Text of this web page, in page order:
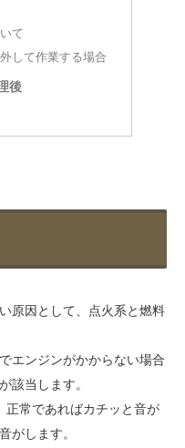
て
して作業する場合
後
原因として、点火系と燃料
エンジンがかからない場合
該当します。
正常であればカチッと音が
がします。